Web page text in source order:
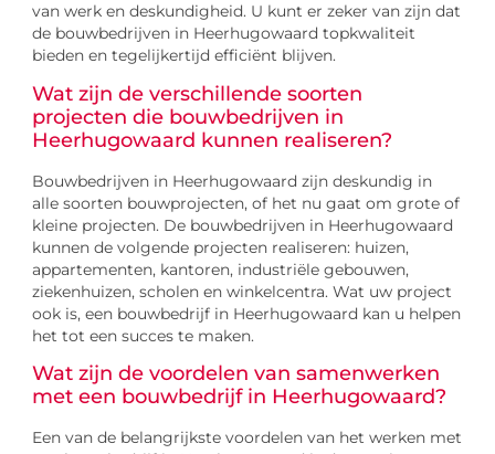
van werk en deskundigheid. U kunt er zeker van zijn dat
de bouwbedrijven in Heerhugowaard topkwaliteit
bieden en tegelijkertijd efficiënt blijven.
Wat zijn de verschillende soorten
projecten die bouwbedrijven in
Heerhugowaard kunnen realiseren?
Bouwbedrijven in Heerhugowaard zijn deskundig in
alle soorten bouwprojecten, of het nu gaat om grote of
kleine projecten. De bouwbedrijven in Heerhugowaard
kunnen de volgende projecten realiseren: huizen,
appartementen, kantoren, industriële gebouwen,
ziekenhuizen, scholen en winkelcentra. Wat uw project
ook is, een bouwbedrijf in Heerhugowaard kan u helpen
het tot een succes te maken.
Wat zijn de voordelen van samenwerken
met een bouwbedrijf in Heerhugowaard?
Een van de belangrijkste voordelen van het werken met